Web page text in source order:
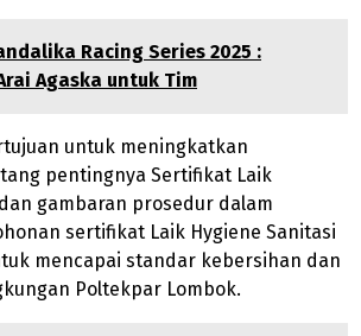
Racing Series 2025 :
Agaska untuk Tim
untuk meningkatkan
pentingnya Sertifikat Laik
gambaran prosedur dalam
sertifikat Laik Hygiene Sanitasi
mencapai standar kebersihan dan
Poltekpar Lombok.